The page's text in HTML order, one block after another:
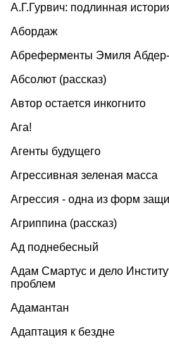
А.Г.Гурвич: подлинная
Абордаж
Абреферменты Эмиля Абдер-
Абсолют (рассказ)
Автор остается инкогнито
Ага!
Агенты будущего
Агрессивная зеленая масса
Агрессия - одна из форм
Агриппина (рассказ)
Ад поднебесный
Адам Смартус и дело
проблем
Адамантан
Адаптация к бездне